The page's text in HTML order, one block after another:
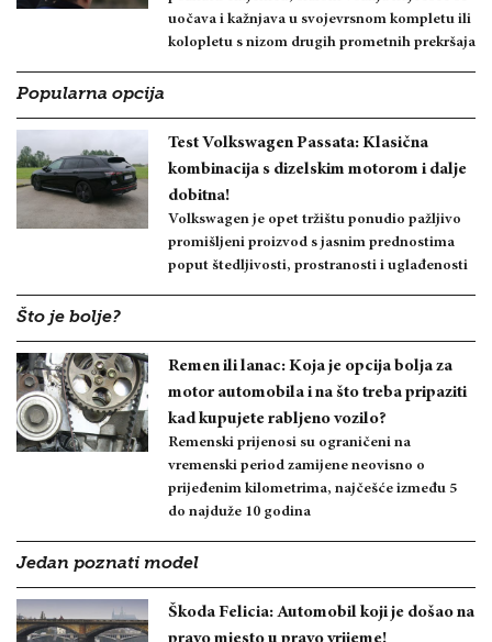
uočava i kažnjava u svojevrsnom kompletu ili
kolopletu s nizom drugih prometnih prekršaja
Popularna opcija
Test Volkswagen Passata: Klasična
kombinacija s dizelskim motorom i dalje
dobitna!
Volkswagen je opet tržištu ponudio pažljivo
promišljeni proizvod s jasnim prednostima
poput štedljivosti, prostranosti i uglađenosti
Što je bolje?
Remen ili lanac: Koja je opcija bolja za
motor automobila i na što treba pripaziti
kad kupujete rabljeno vozilo?
Remenski prijenosi su ograničeni na
vremenski period zamijene neovisno o
prijeđenim kilometrima, najčešće između 5
do najduže 10 godina
Jedan poznati model
Škoda Felicia: Automobil koji je došao na
pravo mjesto u pravo vrijeme!